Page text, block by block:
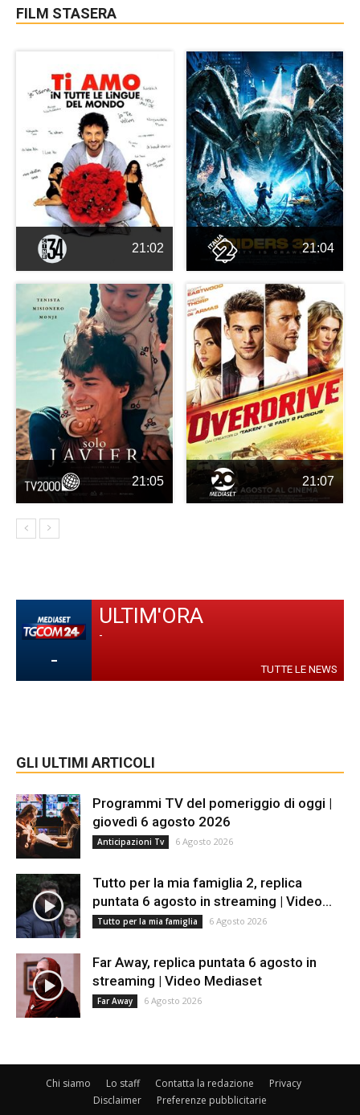
FILM STASERA
21:02 21:04
21:05 21:07
-
ULTIM'ORA
-
TUTTE LE NEWS
GLI ULTIMI ARTICOLI
Programmi TV del pomeriggio di oggi |
giovedì 6 agosto 2026
Anticipazioni Tv 6 Agosto 2026
Tutto per la mia famiglia 2, replica
puntata 6 agosto in streaming | Video...
Tutto per la mia famiglia 6 Agosto 2026
Far Away, replica puntata 6 agosto in
streaming | Video Mediaset
Far Away 6 Agosto 2026
Chi siamo Lo staff Contatta la redazione
Privacy
Disclaimer
Preferenze pubblicitarie